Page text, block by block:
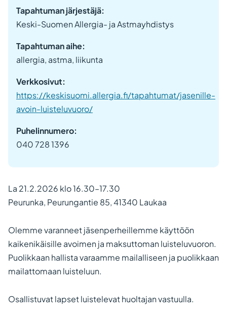
Tapahtuman järjestäjä:
Keski-Suomen Allergia- ja Astmayhdistys
Tapahtuman aihe:
allergia, astma, liikunta
Verkkosivut:
https://keskisuomi.allergia.fi/tapahtumat/jasenille-
avoin-luisteluvuoro/
Puhelinnumero:
040 728 1396
La 21.2.2026 klo 16.30–17.30
Peurunka, Peurungantie 85, 41340 Laukaa
Olemme varanneet jäsenperheillemme käyttöön
kaikenikäisille avoimen ja maksuttoman luisteluvuoron.
Puolikkaan hallista varaamme mailalliseen ja puolikkaan
mailattomaan luisteluun.
Osallistuvat lapset luistelevat huoltajan vastuulla.